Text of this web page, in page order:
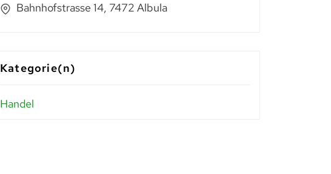
Bahnhofstrasse 14, 7472 Albula
Kategorie(n)
Handel